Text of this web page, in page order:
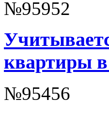
№95952
квартиры в
№95456